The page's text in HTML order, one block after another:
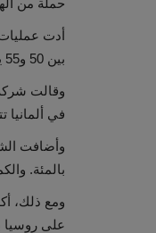
بين 50 و55 يومًا.
في ألمانيا
بالمئة.
ومع ذلك،
على